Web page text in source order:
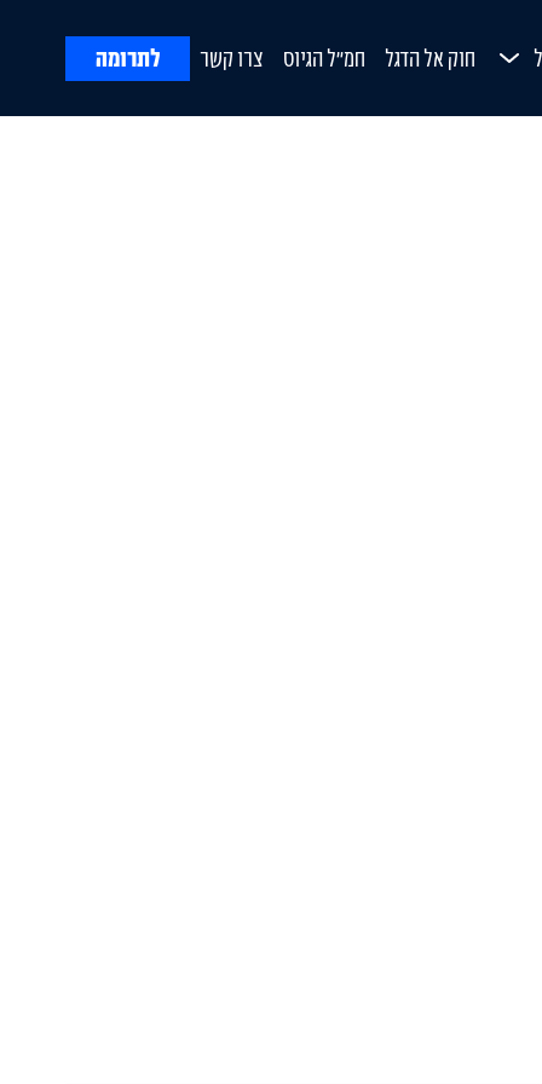
Open Submenu
חוק אל הדגל חמ"ל הגיוס צרו קשר לתרומה